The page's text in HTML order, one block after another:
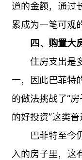
道的金额，通过
累成为一笔可观
四、购置大房
住房支出是多
一，因此巴菲特
的做法挑战了“
的好投资”这类普
巴菲特至今仍
入的房子里，这